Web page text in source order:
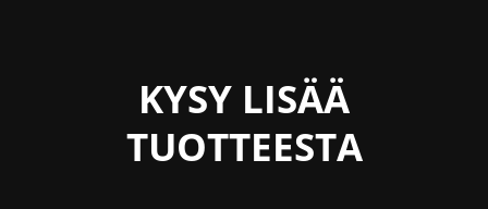
KYSY LISÄÄ
TUOTTEESTA